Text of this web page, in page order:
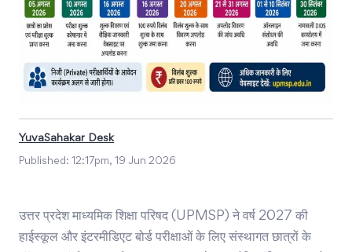
YuvaSahakar Desk
Published: 12:17pm, 19 Jun 2026
उत्तर प्रदेश माध्यमिक शिक्षा परिषद (UPMSP) ने वर्ष 2027 की
हाईस्कूल और इंटरमीडिएट बोर्ड परीक्षाओं के लिए संस्थागत छात्रों के